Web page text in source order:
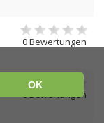
0 Bewertungen
0 Bewertungen
OK